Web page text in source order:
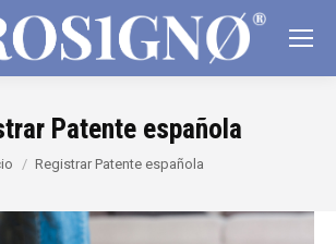
Patente española
aquí:Registrar Patente española